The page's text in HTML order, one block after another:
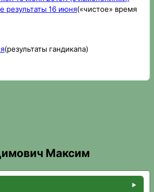
результаты 16 июня(«чистое» время
(результаты гандикапа)
Максим